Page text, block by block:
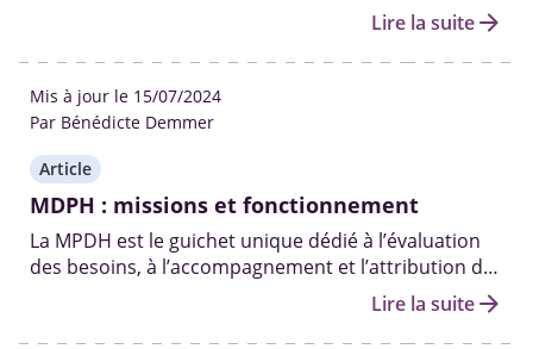
Lire la suitearrow_forward
Mis à jour le 15/07/2024
Par Bénédicte Demmer
Article
MDPH : missions et fonctionnement
La MPDH est le guichet unique dédié à l’évaluation
des besoins, à l’accompagnement et l’attribution des
aides et droits aux personnes handicapées.Lire la suitearrow_forward